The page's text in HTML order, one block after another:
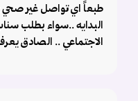
طبعاً اي تواصل غير
البدايه ..سواء بطلب
الاجتماعي .. الصادق